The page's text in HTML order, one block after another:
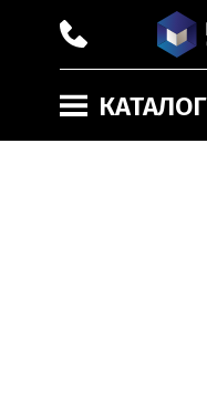
КАТАЛОГ